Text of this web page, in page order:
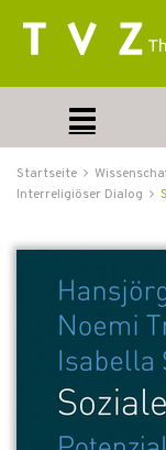
Startseite
Interreligiöser Dialog